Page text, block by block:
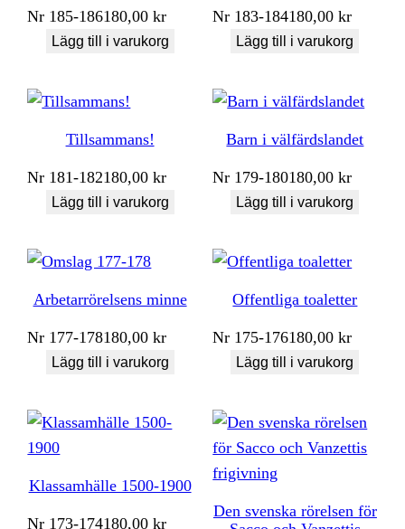
Nr 185-186180,00kr
Lägg till i varukorg
Nr 183-184180,00kr
Lägg till i varukorg
Tillsammans!
Nr 181-182180,00kr
Lägg till i varukorg
Barn i välfärdslandet
Nr 179-180180,00kr
Lägg till i varukorg
Arbetarrörelsens minne
Nr 177-178180,00kr
Lägg till i varukorg
Offentliga toaletter
Nr 175-176180,00kr
Lägg till i varukorg
Klassamhälle 1500-1900
Nr 173-174180,00kr
Den svenska rörelsen för